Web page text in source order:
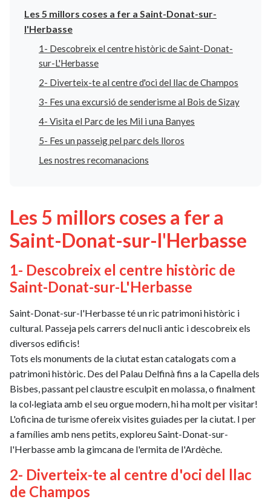
Les 5 millors coses a fer a Saint-Donat-sur-
l'Herbasse
1- Descobreix el centre històric de Saint-Donat-
sur-L'Herbasse
2- Diverteix-te al centre d'oci del llac de Champos
3- Fes una excursió de senderisme al Bois de Sizay
4- Visita el Parc de les Mil i una Banyes
5- Fes un passeig pel parc dels lloros
Les nostres recomanacions
Les 5 millors coses a fer a
Saint-Donat-sur-l'Herbasse
1- Descobreix el centre històric de
Saint-Donat-sur-L'Herbasse
Saint-Donat-sur-l'Herbasse té un ric patrimoni històric i
cultural. Passeja pels carrers del nucli antic i descobreix els
diversos edificis!
Tots els monuments de la ciutat estan catalogats com a
patrimoni històric. Des del Palau Delfinà fins a la Capella dels
Bisbes, passant pel claustre esculpit en molassa, o finalment
la col·legiata amb el seu orgue modern, hi ha molt per visitar!
L'oficina de turisme ofereix visites guiades per la ciutat. I per
a famílies amb nens petits, exploreu Saint-Donat-sur-
l'Herbasse amb la gimcana de l'ermita de l'Ardèche.
2- Diverteix-te al centre d'oci del llac
de Champos